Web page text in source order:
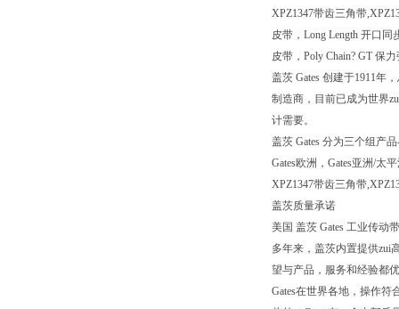
XPZ1347带齿三角带
皮带，Long Length 开口同
皮带，Poly Chain? GT 保
盖茨 Gates 创建于1911年
制造商，目前已成为世界
计需要。
盖茨 Gates 分为三个组产
Gates欧洲，Gates亚洲/太
XPZ1347带齿三角带
盖茨质量承诺
美国 盖茨 Gates 工业传动
多年来，盖茨内置提供zui
望与产品，服务和经验都
Gates在世界各地，操作符